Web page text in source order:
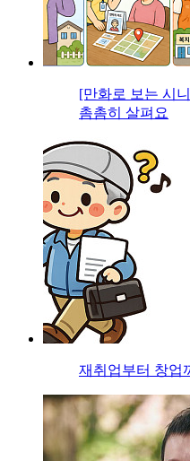
[만화로 보는 시
촘촘히 살펴요
재취업부터 창업